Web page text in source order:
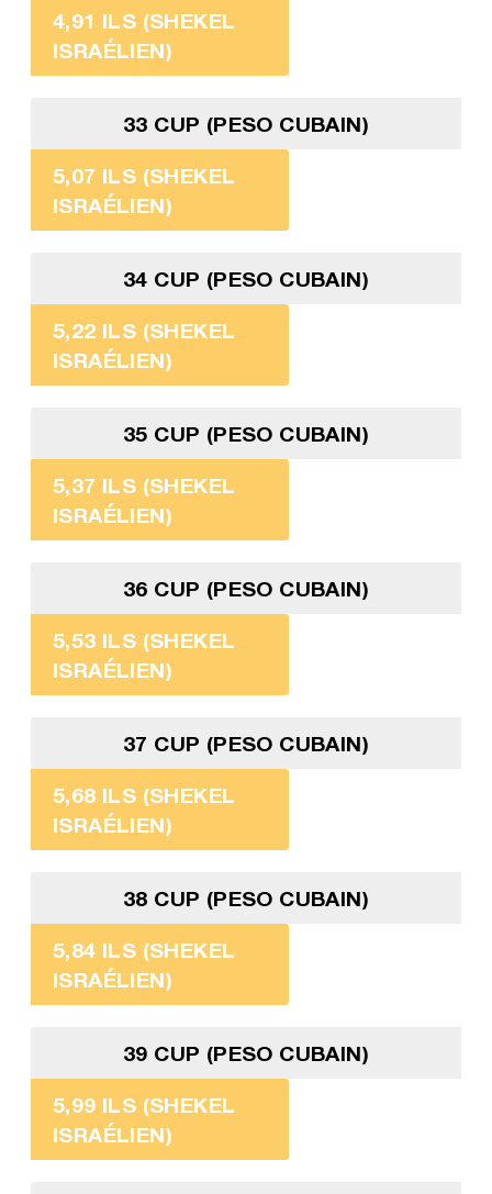
4,91 ILS (SHEKEL
ISRAÉLIEN)
33 CUP (PESO CUBAIN)
5,07 ILS (SHEKEL
ISRAÉLIEN)
34 CUP (PESO CUBAIN)
5,22 ILS (SHEKEL
ISRAÉLIEN)
35 CUP (PESO CUBAIN)
5,37 ILS (SHEKEL
ISRAÉLIEN)
36 CUP (PESO CUBAIN)
5,53 ILS (SHEKEL
ISRAÉLIEN)
37 CUP (PESO CUBAIN)
5,68 ILS (SHEKEL
ISRAÉLIEN)
38 CUP (PESO CUBAIN)
5,84 ILS (SHEKEL
ISRAÉLIEN)
39 CUP (PESO CUBAIN)
5,99 ILS (SHEKEL
ISRAÉLIEN)